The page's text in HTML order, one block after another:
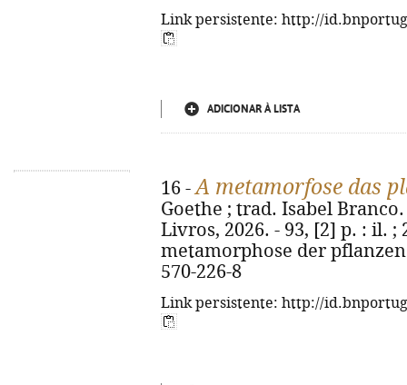
Link persistente: http://
ADICIONAR À LISTA
16 -A metamorfose das
Goethe ; trad. Isabel
Livros, 2026. - 93, [2] p. : il.
metamorphose der
570-226-8
Link persistente: http://